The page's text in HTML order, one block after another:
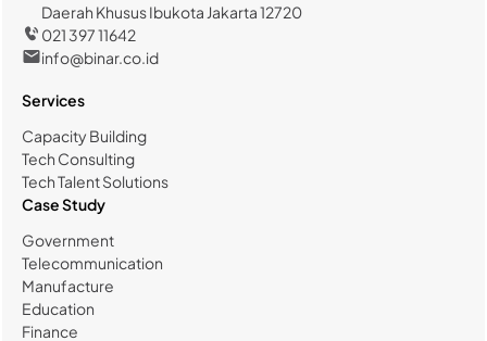
Daerah Khusus Ibukota Jakarta 12720
021 397 11642
info@binar.co.id
Services
Capacity Building
Tech Consulting
Tech Talent Solutions
Case Study
Government
Telecommunication
Manufacture
Education
Finance